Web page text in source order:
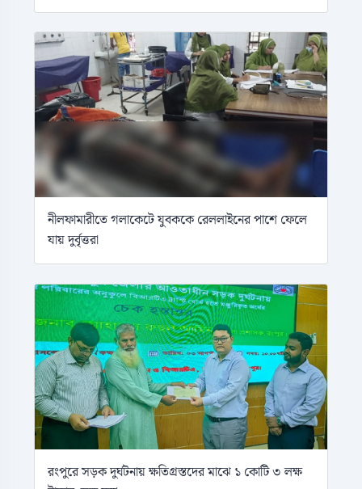
নীলফামারীতে গলাকেটে যুবককে রেললাইনের পাশে ফেলে
যায় দুর্বৃত্তরা
রংপুরে সড়ক দুর্ঘটনায় ক্ষতিগ্রস্তদের মাঝে ১ কোটি ৩ লক্ষ